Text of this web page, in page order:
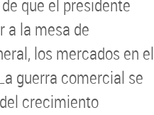
que el presidente
a la mesa de
los mercados en el
guerra comercial se
crecimiento